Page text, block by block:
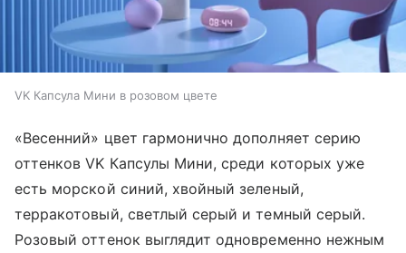
VK Капсула Мини в розовом цвете
«Весенний» цвет гармонично дополняет серию
оттенков VK Капсулы Мини, среди которых уже
есть морской синий, хвойный зеленый,
терракотовый, светлый серый и темный серый.
Розовый оттенок выглядит одновременно нежным